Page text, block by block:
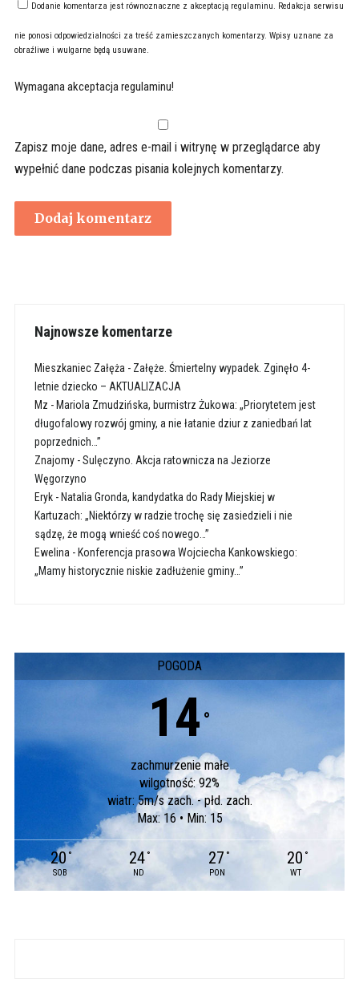
Dodanie komentarza jest równoznaczne z akceptacją regulaminu. Redakcja serwisu
nie ponosi odpowiedzialności za treść zamieszczanych komentarzy. Wpisy uznane za
obraźliwe i wulgarne będą usuwane.
Wymagana akceptacja regulaminu!
Zapisz moje dane, adres e-mail i witrynę w przeglądarce aby
wypełnić dane podczas pisania kolejnych komentarzy.
Najnowsze komentarze
Mieszkaniec Załęża- Załęże. Śmiertelny wypadek. Zginęło 4-
letnie dziecko – AKTUALIZACJA
Mz - Mariola Zmudzińska, burmistrz Żukowa: „Priorytetem jest
długofalowy rozwój gminy, a nie łatanie dziur z zaniedbań lat
poprzednich…”
Znajomy-Sulęczyno. Akcja ratownicza na Jeziorze
Węgorzyno
Eryk- Natalia Gronda, kandydatka do Rady Miejskiej w
Kartuzach: „Niektórzy w radzie trochę się zasiedzieli i nie
sądzę, że mogą wnieść coś nowego…”
Ewelina- Konferencja prasowa Wojciecha Kankowskiego:
„Mamy historycznie niskie zadłużenie gminy…”
POGODA
14 °
zachmurzenie małe
wilgotność: 92%
wiatr: 5m/s zach. - płd. zach.
Max: 16 • Min: 15
20 °
SOB
24 °
ND
27 °
PON
20 °
WT